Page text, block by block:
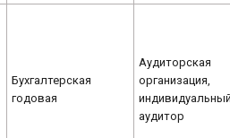
Бухгалтерская
годовая
Аудиторская
организация,
аудитор